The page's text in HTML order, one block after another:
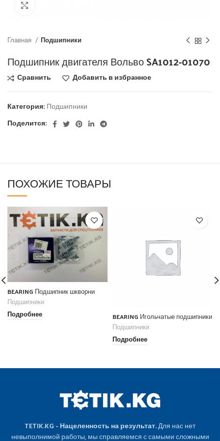
Главная Подшипники
Подшипник двигателя Вольво SA1012-01070
Сравнить Добавить в избранное
Категория: Подшипники
Поделится:
ПОХОЖИЕ ТОВАРЫ
BEARING Подшипник шкворни
Подшипники
Подробнее
BEARING Игольчатые подшипники
Подшипники
Подробнее
TETIK.KG - Нацеленность на результат.Для нас нет
невыполнимой работы, мы справляемся с самыми сложными